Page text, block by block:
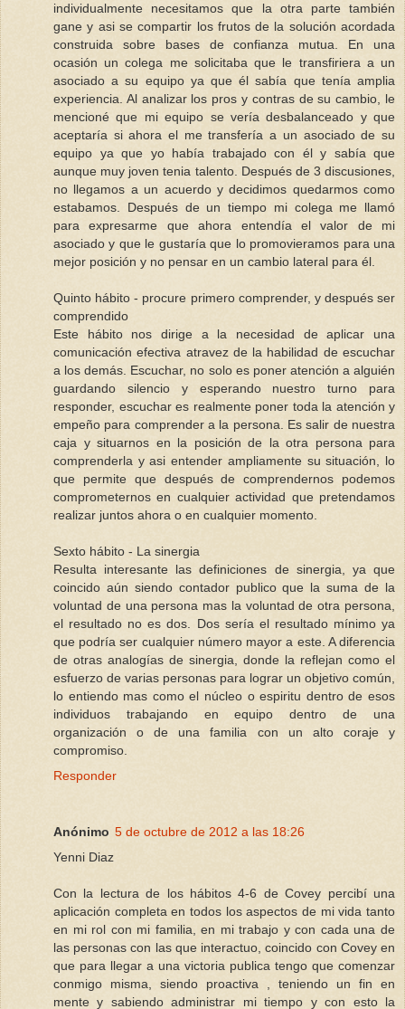
individualmente necesitamos que la otra parte también
gane y asi se compartir los frutos de la solución acordada
construida sobre bases de confianza mutua. En una
ocasión un colega me solicitaba que le transfiriera a un
asociado a su equipo ya que él sabía que tenía amplia
experiencia. Al analizar los pros y contras de su cambio, le
mencioné que mi equipo se vería desbalanceado y que
aceptaría si ahora el me transfería a un asociado de su
equipo ya que yo había trabajado con él y sabía que
aunque muy joven tenia talento. Después de 3 discusiones,
no llegamos a un acuerdo y decidimos quedarmos como
estabamos. Después de un tiempo mi colega me llamó
para expresarme que ahora entendía el valor de mi
asociado y que le gustaría que lo promovieramos para una
mejor posición y no pensar en un cambio lateral para él.
Quinto hábito - procure primero comprender, y después ser
comprendido
Este hábito nos dirige a la necesidad de aplicar una
comunicación efectiva atravez de la habilidad de escuchar
a los demás. Escuchar, no solo es poner atención a alguién
guardando silencio y esperando nuestro turno para
responder, escuchar es realmente poner toda la atención y
empeño para comprender a la persona. Es salir de nuestra
caja y situarnos en la posición de la otra persona para
comprenderla y asi entender ampliamente su situación, lo
que permite que después de comprendernos podemos
comprometernos en cualquier actividad que pretendamos
realizar juntos ahora o en cualquier momento.
Sexto hábito - La sinergia
Resulta interesante las definiciones de sinergia, ya que
coincido aún siendo contador publico que la suma de la
voluntad de una persona mas la voluntad de otra persona,
el resultado no es dos. Dos sería el resultado mínimo ya
que podría ser cualquier número mayor a este. A diferencia
de otras analogías de sinergia, donde la reflejan como el
esfuerzo de varias personas para lograr un objetivo común,
lo entiendo mas como el núcleo o espiritu dentro de esos
individuos trabajando en equipo dentro de una
organización o de una familia con un alto coraje y
compromiso.
Responder
Anónimo 5 de octubre de 2012 a las 18:26
Yenni Diaz
Con la lectura de los hábitos 4-6 de Covey percibí una
aplicación completa en todos los aspectos de mi vida tanto
en mi rol con mi familia, en mi trabajo y con cada una de
las personas con las que interactuo, coincido con Covey en
que para llegar a una victoria publica tengo que comenzar
conmigo misma, siendo proactiva , teniendo un fin en
mente y sabiendo administrar mi tiempo y con esto la